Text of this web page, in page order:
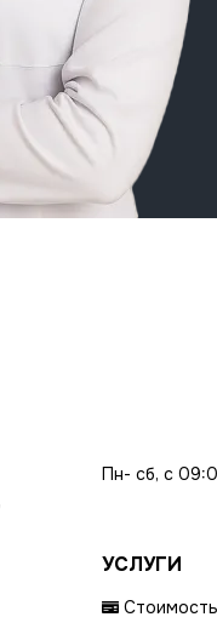
Пн- сб, с
УСЛУГИ
Стоимость